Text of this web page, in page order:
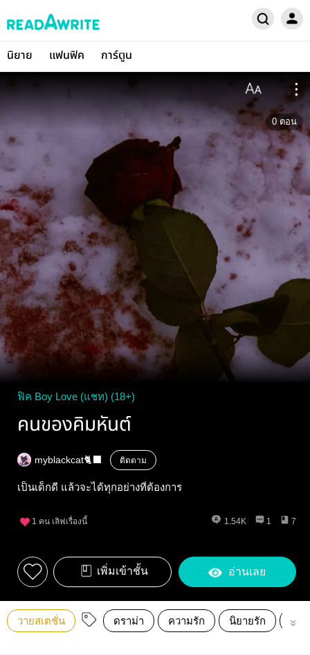
นิยาย แฟนฟิค การ์ตูน
0 ตอน
ฟิค Boy Love (แชท) (18+)
คนของคิมหันต์
myblackcat🐈‍⬛ ติดตาม
เป็นเด็กดี แล้วจะได้ทุกอย่างที่ต้องการ
1 คน เลิฟเรื่องนี้ 1.54K 1 7
เพิ่มเข้าชั้น อ่านเลย
วายสเตชั่น ดราม่า ความรัก นิยายรัก นิย